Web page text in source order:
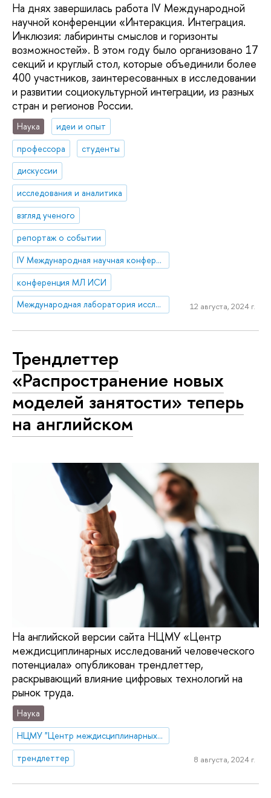
На днях завершилась работа IV Международной
научной конференции «Интеракция. Интеграция.
Инклюзия: лабиринты смыслов и горизонты
возможностей». В этом году было организовано 17
секций и круглый стол, которые объединили более
400 участников, заинтересованных в исследовании
и развитии социокультурной интеграции, из разных
стран и регионов России.
Наука
идеи и опыт
профессора
студенты
дискуссии
исследования и аналитика
взгляд ученого
репортаж о событии
IV Международная научная конференция «Интеракция. Интеграция. Инклюзия: лабиринты смыслов и горизонты возможностей»
конференция МЛ ИСИ
Международная лаборатория исследований социальной интеграции
12 августа, 2024 г.
Трендлеттер
«Распространение новых
моделей занятости» теперь
на английском
На английской версии сайта НЦМУ «Центр
междисциплинарных исследований человеческого
потенциала» опубликован трендлеттер,
раскрывающий влияние цифровых технологий на
рынок труда.
Наука
НЦМУ "Центр междисциплинарных исследований человеческого потенциала"
трендлеттер
8 августа, 2024 г.